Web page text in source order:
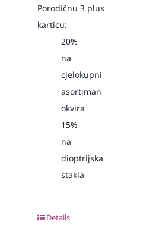
Porodičnu 3 plus
karticu:
20%
na
cjelokupni
asortiman
okvira
15%
na
dioptrijska
stakla
Details